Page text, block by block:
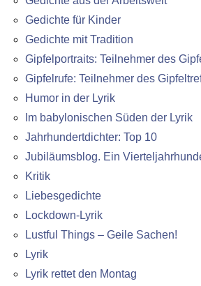
Gedichte für Kinder
Gedichte mit Tradition
Gipfelportraits: Teilnehmer des
Gipfelrufe: Teilnehmer des
Humor in der Lyrik
Im babylonischen Süden der Lyrik
Jahrhundertdichter: Top 10
Jubiläumsblog. Ein
Kritik
Liebesgedichte
Lockdown-Lyrik
Lustful Things – Geile Sachen!
Lyrik
Lyrik rettet den Montag